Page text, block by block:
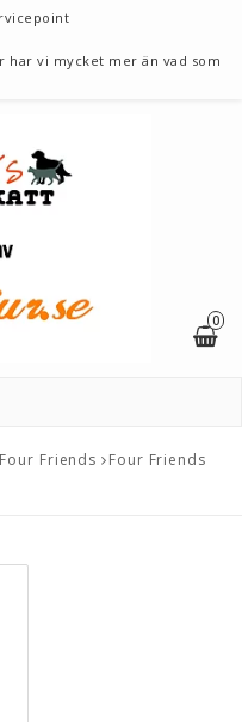
har vi mycket mer än vad som
0
Four Friends
Four Friends